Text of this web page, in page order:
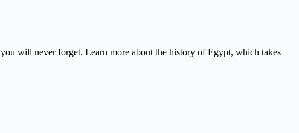
will never forget. Learn more about the history of Egypt, which takes